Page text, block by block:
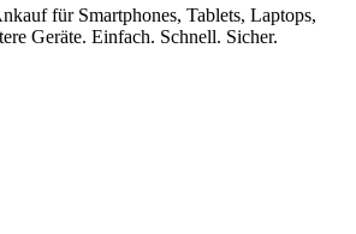
für Smartphones, Tablets, Laptops,
Geräte. Einfach. Schnell. Sicher.